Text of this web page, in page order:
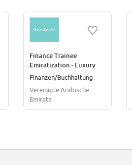
Versteckt
Finance Trainee
Emiratization - Luxury
Homeware
Finanzen/Buchhaltung
Vereinigte Arabische
Emirate